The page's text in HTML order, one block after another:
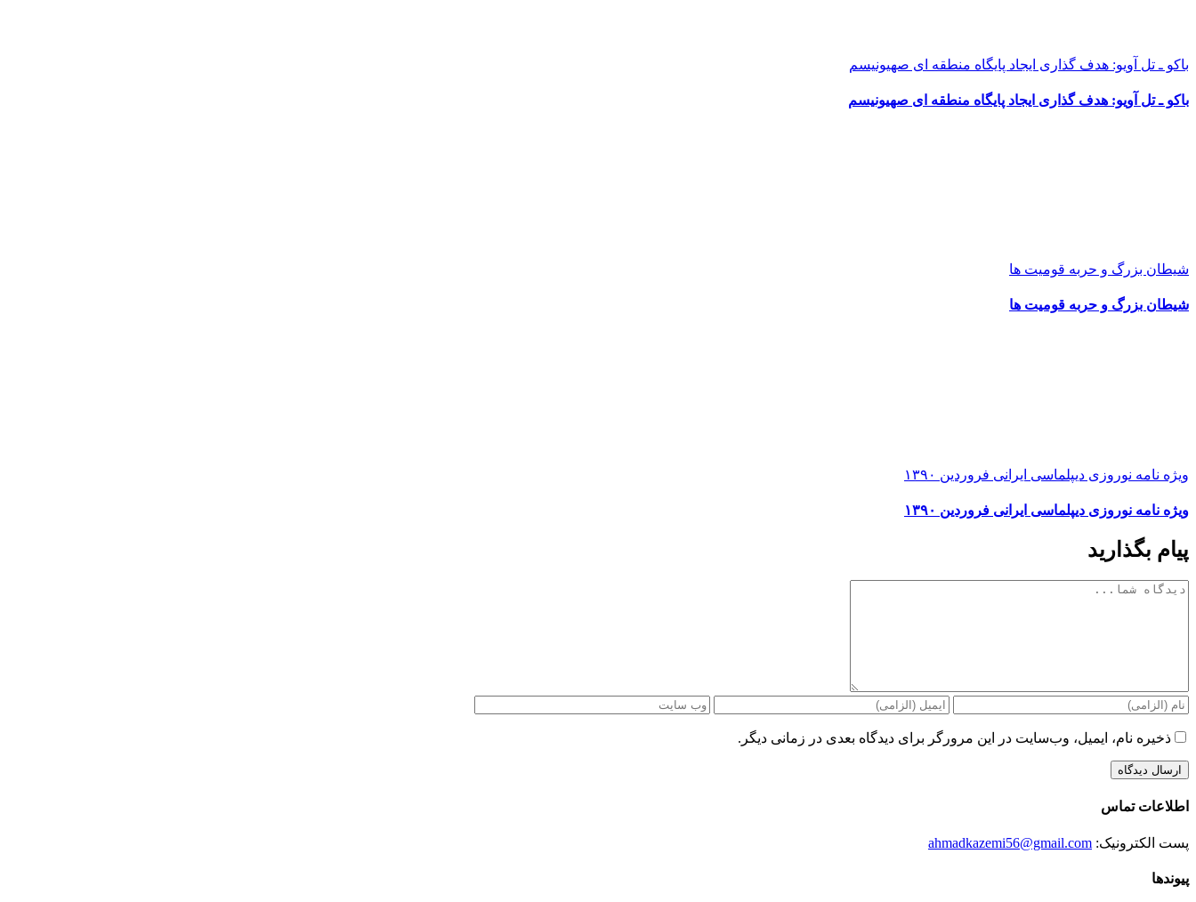
باکو ـ تل آویو: هدف گذاری ایجاد پایگاه منطقه ای صهیونیسم
باکو ـ تل آویو: هدف گذاری ایجاد پایگاه منطقه ای صهیونیسم
شیطان بزرگ و حربه قومیت ها
شیطان بزرگ و حربه قومیت ها
ویژه نامه نوروزی دیپلماسی ایرانی فروردین ۱۳۹۰
ویژه نامه نوروزی دیپلماسی ایرانی فروردین ۱۳۹۰
پیام بگذارید
دیدگاه
ذخیره نام، ایمیل، وب‌سایت در این مرورگر برای دیدگاه بعدی در زمانی دیگر.
اطلاعات تماس
پست الکترونیک: ahmadkazemi56@gmail.com
پیوندها